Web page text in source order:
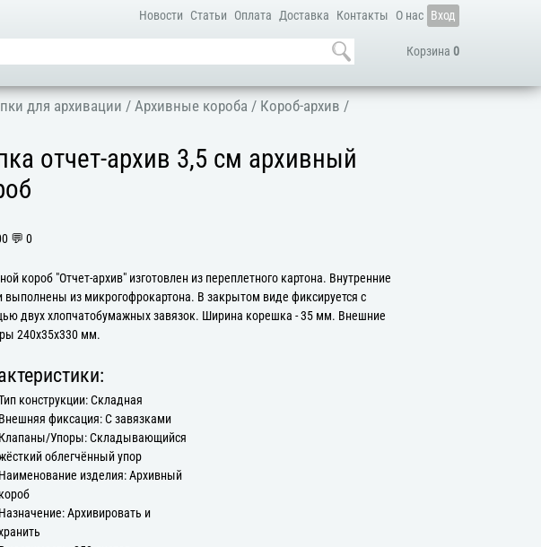
Новости Статьи Оплата Доставка Контакты О нас Вход
Корзина 0
для архивации /Архивные короба / Короб-архив /
отчет-архив 3,5 см архивный
💬 0
короб "Отчет-архив" изготовлен из переплетного картона. Внутренние
выполнены из микрогофрокартона. В закрытом виде фиксируется с
двух хлопчатобумажных завязок. Ширина корешка - 35 мм. Внешние
240х35х330 мм.
конструкции: Складная
Внешняя фиксация: С завязками
Клапаны/Упоры: Складывающийся
облегчённый упор
Наименование изделия: Архивный
короб
Назначение: Архивировать и